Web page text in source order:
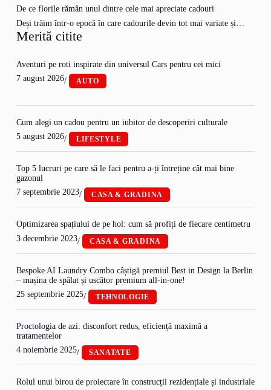
De ce florile rămân unul dintre cele mai apreciate cadouri
Deși trăim într-o epocă în care cadourile devin tot mai variate și…
Merită citite
Aventuri pe roti inspirate din universul Cars pentru cei mici
7 august 2026/ AUTO
Cum alegi un cadou pentru un iubitor de descoperiri culturale
5 august 2026/ LIFESTYLE
Top 5 lucruri pe care să le faci pentru a-ți întreține cât mai bine
gazonul
7 septembrie 2023/ CASA & GRADINA
Optimizarea spațiului de pe hol: cum să profiți de fiecare centimetru
3 decembrie 2023/ CASA & GRADINA
Bespoke AI Laundry Combo câștigă premiul Best in Design la Berlin
– mașina de spălat și uscător premium all-in-one!
25 septembrie 2025/ TEHNOLOGIE
Proctologia de azi: disconfort redus, eficiență maximă a
tratamentelor
4 noiembrie 2025/ SANATATE
Rolul unui birou de proiectare în construcții rezidențiale și industriale